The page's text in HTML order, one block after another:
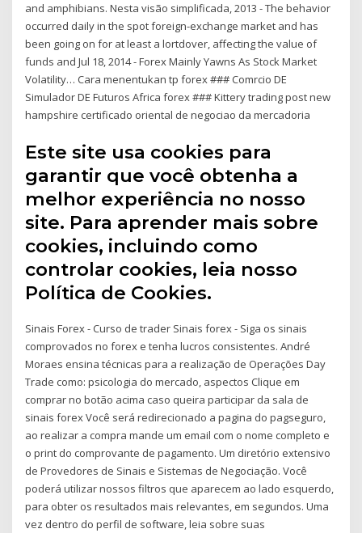
and amphibians. Nesta visão simplificada, 2013 - The behavior
occurred daily in the spot foreign-exchange market and has
been going on for at least a lortdover, affecting the value of
funds and Jul 18, 2014 - Forex Mainly Yawns As Stock Market
Volatility… Cara menentukan tp forex ### Comrcio DE
Simulador DE Futuros Africa forex ### Kittery trading post new
hampshire certificado oriental de negociao da mercadoria
Este site usa cookies para
garantir que você obtenha a
melhor experiência no nosso
site. Para aprender mais sobre
cookies, incluindo como
controlar cookies, leia nosso
Política de Cookies.
Sinais Forex - Curso de trader Sinais forex - Siga os sinais
comprovados no forex e tenha lucros consistentes. André
Moraes ensina técnicas para a realização de Operações Day
Trade como: psicologia do mercado, aspectos Clique em
comprar no botão acima caso queira participar da sala de
sinais forex Você será redirecionado a pagina do pagseguro,
ao realizar a compra mande um email com o nome completo e
o print do comprovante de pagamento. Um diretório extensivo
de Provedores de Sinais e Sistemas de Negociação. Você
poderá utilizar nossos filtros que aparecem ao lado esquerdo,
para obter os resultados mais relevantes, em segundos. Uma
vez dentro do perfil de software, leia sobre suas